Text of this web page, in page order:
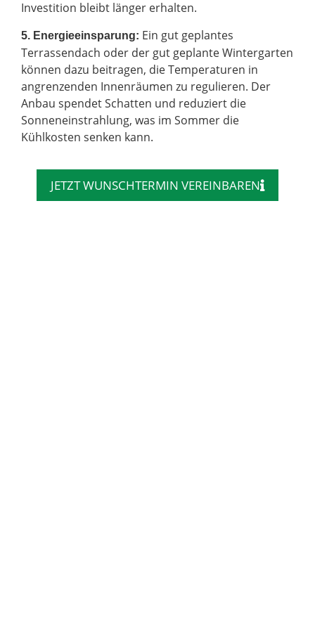
Investition bleibt länger erhalten.
5. Energieeinsparung: Ein gut geplantes
Terrassendach oder der gut geplante Wintergarten
können dazu beitragen, die Temperaturen in
angrenzenden Innenräumen zu regulieren. Der
Anbau spendet Schatten und reduziert die
Sonneneinstrahlung, was im Sommer die
Kühlkosten senken kann.
JETZT WUNSCHTERMIN VEREINBAREN